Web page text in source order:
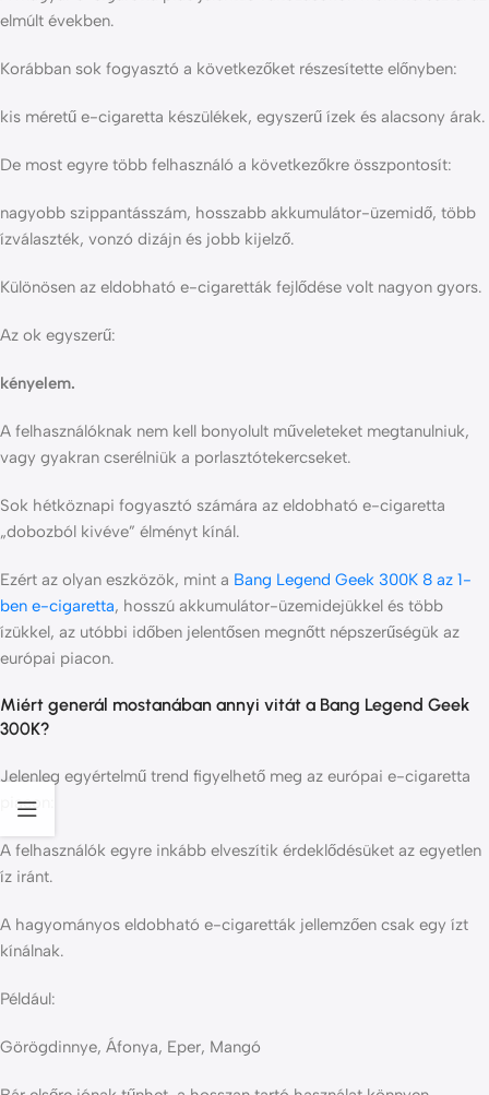
elmúlt években.
Korábban sok fogyasztó a következőket részesítette előnyben:
kis méretű e-cigaretta készülékek, egyszerű ízek és alacsony árak.
De most egyre több felhasználó a következőkre összpontosít:
nagyobb szippantásszám, hosszabb akkumulátor-üzemidő, több
ízválaszték, vonzó dizájn és jobb kijelző.
Különösen az eldobható e-cigaretták fejlődése volt nagyon gyors.
Az ok egyszerű:
kényelem.
A felhasználóknak nem kell bonyolult műveleteket megtanulniuk,
vagy gyakran cserélniük a porlasztótekercseket.
Sok hétköznapi fogyasztó számára az eldobható e-cigaretta
„dobozból kivéve” élményt kínál.
Ezért az olyan eszközök, mint a Bang Legend Geek 300K 8 az 1-
ben e-cigaretta, hosszú akkumulátor-üzemidejükkel és több
ízükkel, az utóbbi időben jelentősen megnőtt népszerűségük az
európai piacon.
Miért generál mostanában annyi vitát a Bang Legend Geek
300K?
Jelenleg egyértelmű trend figyelhető meg az európai e-cigaretta
piacon:
A felhasználók egyre inkább elveszítik érdeklődésüket az egyetlen
íz iránt.
A hagyományos eldobható e-cigaretták jellemzően csak egy ízt
kínálnak.
Például:
Görögdinnye, Áfonya, Eper, Mangó